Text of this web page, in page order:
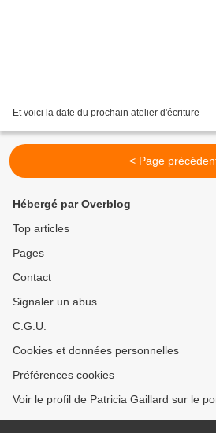
Et voici la date du prochain atelier d'écriture
< Page
Hébergé par Overblog
Top articles
Pages
Contact
Signaler un abus
C.G.U.
Cookies et données personnelles
Préférences cookies
Voir le profil de Patricia Gaillard sur le